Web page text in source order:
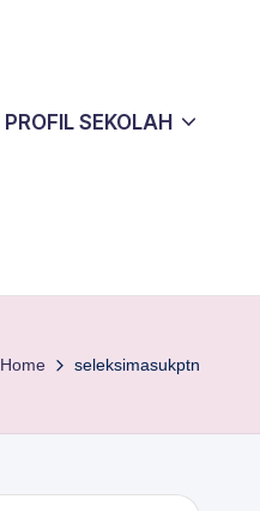
PROFIL SEKOLAH
Home seleksimasukptn